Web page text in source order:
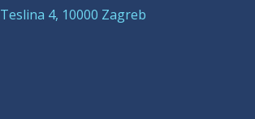
Teslina 4, 10000 Zagreb